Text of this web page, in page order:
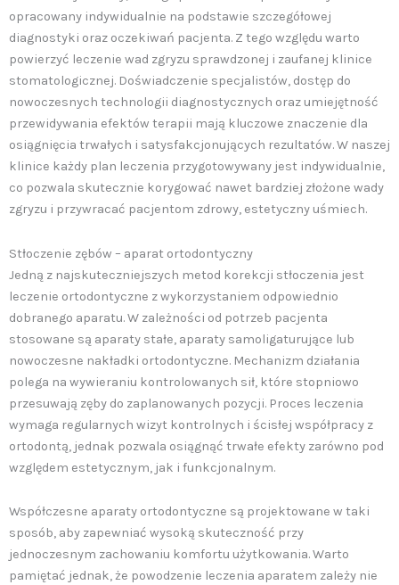
opracowany indywidualnie na podstawie szczegółowej
diagnostyki oraz oczekiwań pacjenta. Z tego względu warto
powierzyć leczenie wad zgryzu sprawdzonej i zaufanej klinice
stomatologicznej. Doświadczenie specjalistów, dostęp do
nowoczesnych technologii diagnostycznych oraz umiejętność
przewidywania efektów terapii mają kluczowe znaczenie dla
osiągnięcia trwałych i satysfakcjonujących rezultatów. W naszej
klinice każdy plan leczenia przygotowywany jest indywidualnie,
co pozwala skutecznie korygować nawet bardziej złożone wady
zgryzu i przywracać pacjentom zdrowy, estetyczny uśmiech.
Stłoczenie zębów – aparat ortodontyczny
Jedną z najskuteczniejszych metod korekcji stłoczenia jest
leczenie ortodontyczne z wykorzystaniem odpowiednio
dobranego aparatu. W zależności od potrzeb pacjenta
stosowane są aparaty stałe, aparaty samoligaturujące lub
nowoczesne nakładki ortodontyczne. Mechanizm działania
polega na wywieraniu kontrolowanych sił, które stopniowo
przesuwają zęby do zaplanowanych pozycji. Proces leczenia
wymaga regularnych wizyt kontrolnych i ścisłej współpracy z
ortodontą, jednak pozwala osiągnąć trwałe efekty zarówno pod
względem estetycznym, jak i funkcjonalnym.
Współczesne aparaty ortodontyczne są projektowane w taki
sposób, aby zapewniać wysoką skuteczność przy
jednoczesnym zachowaniu komfortu użytkowania. Warto
pamiętać jednak, że powodzenie leczenia aparatem zależy nie